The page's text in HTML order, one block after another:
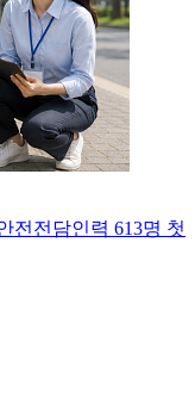
전전담인력 613명 첫